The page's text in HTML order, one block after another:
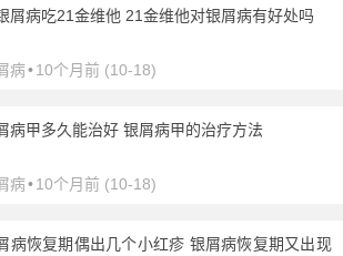
屑病吃21金维他 21金维他对银屑病有好处吗
病•10个月前 (10-18)
病甲多久能治好 银屑病甲的治疗方法
病•10个月前 (10-18)
病恢复期偶出几个小红疹 银屑病恢复期又出现